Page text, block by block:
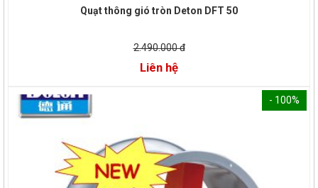
Quạt thông gió tròn Deton DFT 50
2.490.000 đ
Liên hệ
- 100%